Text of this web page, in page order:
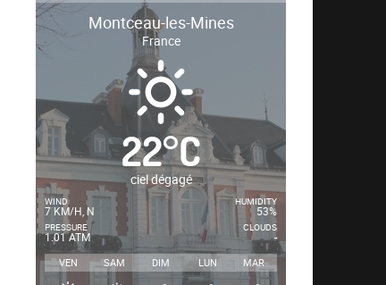
Montceau-les-Mines
France
22°C
ciel dégagé
WIND
7 KM/H, N
PRESSURE
1.01 ATM
HUMIDITY
53%
CLOUDS
-
VEN SAM DIM LUN MAR